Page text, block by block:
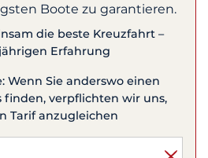
Boote zu garantieren.
die beste Kreuzfahrt –
Erfahrung
Wenn Sie anderswo einen
finden, verpflichten wir uns,
Tarif anzugleichen